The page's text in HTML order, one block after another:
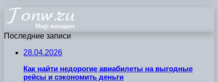
Последние записи
28.04.2026
Как найти недорогие авиабилеты на выгодные
рейсы и сэкономить деньги